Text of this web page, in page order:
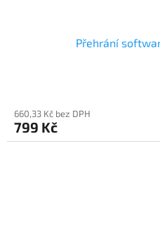
Přehrání
660,33 Kč bez DPH
799 Kč